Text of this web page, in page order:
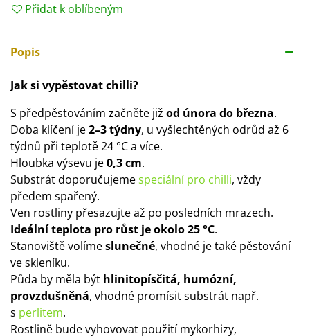
Přidat k oblíbeným
Popis
Jak si vypěstovat chilli?
S předpěstováním začněte již od února do března.
Doba klíčení je2–3 týdny, u vyšlechtěných odrůd až 6
týdnů při teplotě 24 °C a více.
Hloubka výsevu je0,3 cm.
Substrát doporučujemespeciální pro chilli, vždy
předem spařený.
Ven rostliny přesazujte až po posledních mrazech.
Ideální teplota pro růst je okolo 25 °C.
Stanoviště volímeslunečné, vhodné je také pěstování
ve skleníku.
Půda by měla být hlinitopísčitá, humózní,
provzdušněná, vhodné promísit substrát např.
s perlitem.
Rostlině bude vyhovovat použití mykorhizy,